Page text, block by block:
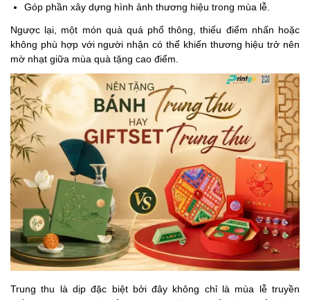
Góp phần xây dựng hình ảnh thương hiệu trong mùa lễ.
Ngược lại, một món quà quá phổ thông, thiếu điểm nhấn hoặc
không phù hợp với người nhận có thể khiến thương hiệu trở nên
mờ nhạt giữa mùa quà tặng cao điểm.
Trung thu là dịp đặc biệt bởi đây không chỉ là mùa lễ truyền